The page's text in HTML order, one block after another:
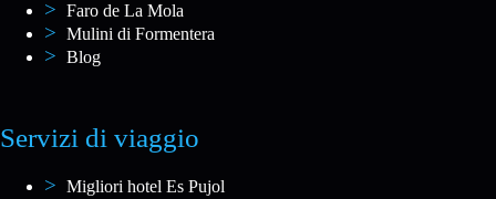
Faro de La Mola
Mulini di Formentera
Blog
Servizi di viaggio
Migliori hotel Es Pujol